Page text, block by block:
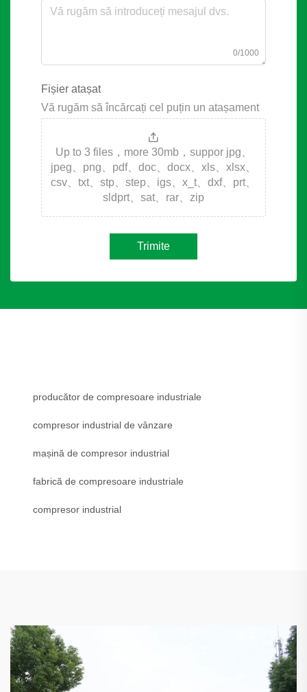
0/1000
Fișier atașat
Vă rugăm să încărcați cel puțin un atașament
Up to 3 files，more 30mb，suppor jpg、
jpeg、png、pdf、doc、docx、xls、xlsx、
csv、txt、stp、step、igs、x_t、dxf、prt、
sldprt、sat、rar、zip
Trimite
producător de compresoare industriale
compresor industrial de vânzare
mașină de compresor industrial
fabrică de compresoare industriale
compresor industrial